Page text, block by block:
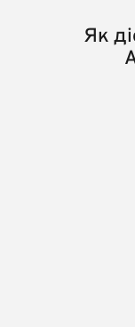
Як